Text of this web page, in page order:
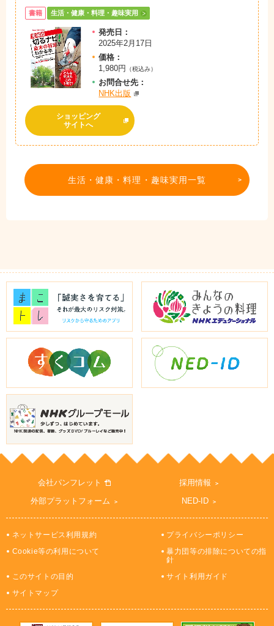
書籍 生活・健康・料理・趣味実用
発売日：
2025年2月17日
価格：
1,980円
（税込み）
お問合せ先：
NHK出版
ショッピング
サイトへ
生活・健康・料理・趣味実用一覧
会社パンフレット
採用情報
外部プラットフォーム
NED-ID
ネットサービス利用規約
プライバシーポリシー
Cookie等の利用について
暴力団等の排除についての指
針
このサイトの目的
サイト利用ガイド
サイトマップ